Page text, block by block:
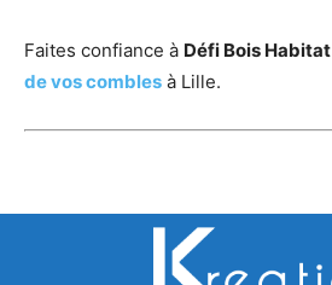
Faites confiance à Défi Bois Habitat
de vos combles à Lille.